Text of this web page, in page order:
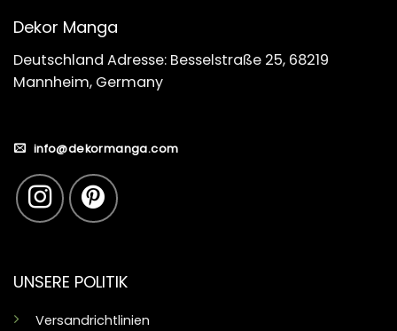
Dekor Manga
Deutschland Adresse: Besselstraße 25, 68219
Mannheim, Germany
info@dekormanga.com
UNSERE POLITIK
Versandrichtlinien